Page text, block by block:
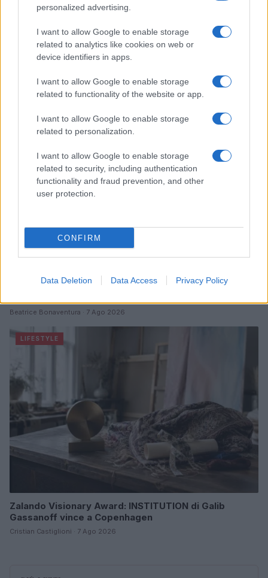
personalized advertising.
I want to allow Google to enable storage
related to analytics like cookies on web or
device identifiers in apps.
I want to allow Google to enable storage
related to functionality of the website or app.
I want to allow Google to enable storage
related to personalization.
I want to allow Google to enable storage
related to security, including authentication
functionality and fraud prevention, and other
user protection.
CONFIRM
Data Deletion Data Access Privacy Policy
mare e storia
Cristian Castiglioni · 8 Ago 2026
OFFERTE&CONSIGLI
Come abbinare le scarpe arancioni: consigli e
Beatrice Bonaventura · 7 Ago 2026
LIFESTYLE
Zalando Visionary Award: INSTITUTION di Galib
Gassanoff vince a Copenhagen
Cristian Castiglioni · 7 Ago 2026